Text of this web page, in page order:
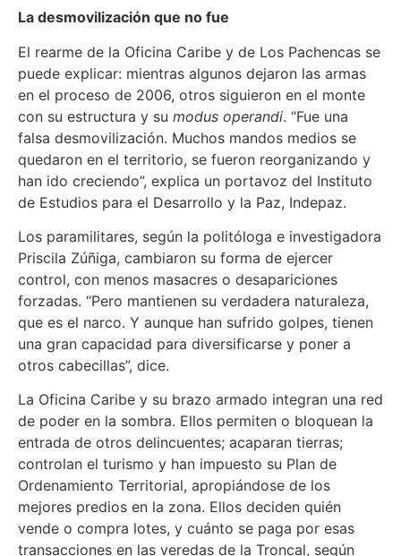
La desmovilización que no fue
El rearme de la Oficina Caribe y de Los Pachencas se
puede explicar: mientras algunos dejaron las armas
en el proceso de 2006, otros siguieron en el monte
con su estructura y su modus operandi. “Fue una
falsa desmovilización. Muchos mandos medios se
quedaron en el territorio, se fueron reorganizando y
han ido creciendo”, explica un portavoz del Instituto
de Estudios para el Desarrollo y la Paz, Indepaz.
Los paramilitares, según la politóloga e investigadora
Priscila Zúñiga, cambiaron su forma de ejercer
control, con menos masacres o desapariciones
forzadas. “Pero mantienen su verdadera naturaleza,
que es el narco. Y aunque han sufrido golpes, tienen
una gran capacidad para diversificarse y poner a
otros cabecillas”, dice.
La Oficina Caribe y su brazo armado integran una red
de poder en la sombra. Ellos permiten o bloquean la
entrada de otros delincuentes; acaparan tierras;
controlan el turismo y han impuesto su Plan de
Ordenamiento Territorial, apropiándose de los
mejores predios en la zona. Ellos deciden quién
vende o compra lotes, y cuánto se paga por esas
transacciones en las veredas de la Troncal, según